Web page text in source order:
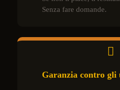
Senza fare domande.
Garanzia contro gli